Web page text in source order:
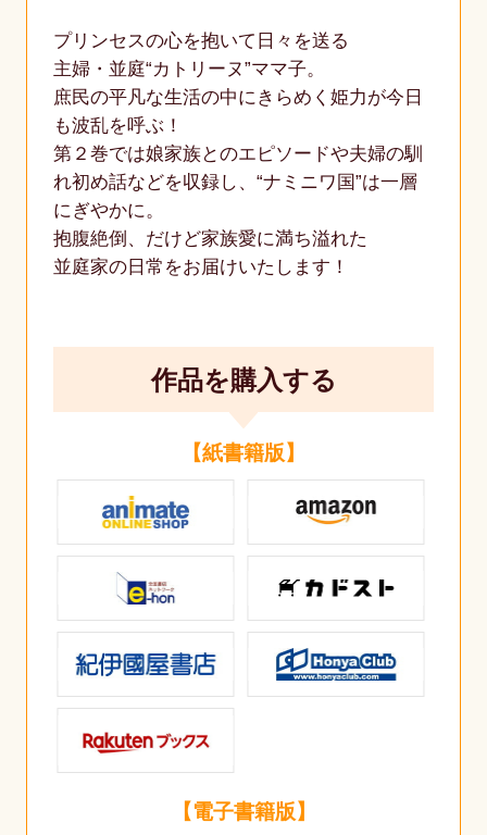
プリンセスの心を抱いて日々を送る
主婦・並庭“カトリーヌ”ママ子。
庶民の平凡な生活の中にきらめく姫力が今日
も波乱を呼ぶ！
第２巻では娘家族とのエピソードや夫婦の馴
れ初め話などを収録し、“ナミニワ国”は一層
にぎやかに。
抱腹絶倒、だけど家族愛に満ち溢れた
並庭家の日常をお届けいたします！
作品を購入する
【紙書籍版】
【電子書籍版】